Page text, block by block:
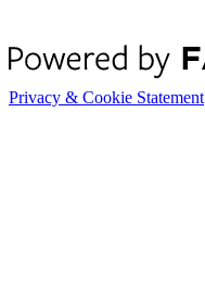
Privacy & Cookie Statement